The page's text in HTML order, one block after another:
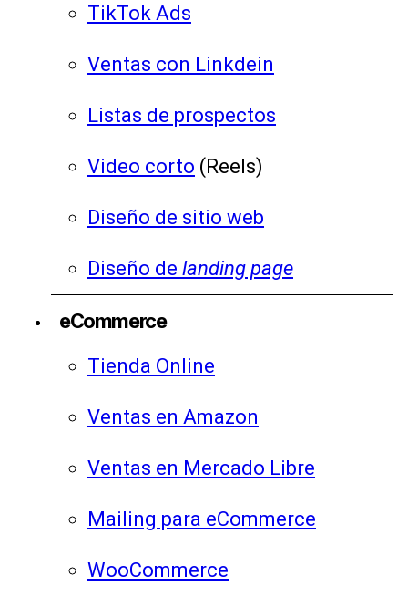
TikTok Ads
Ventas con Linkdein
Listas de prospectos
Video corto (Reels)
Diseño de sitio web
Diseño de landing page
eCommerce
Tienda Online
Ventas en Amazon
Ventas en Mercado Libre
Mailing para eCommerce
WooCommerce